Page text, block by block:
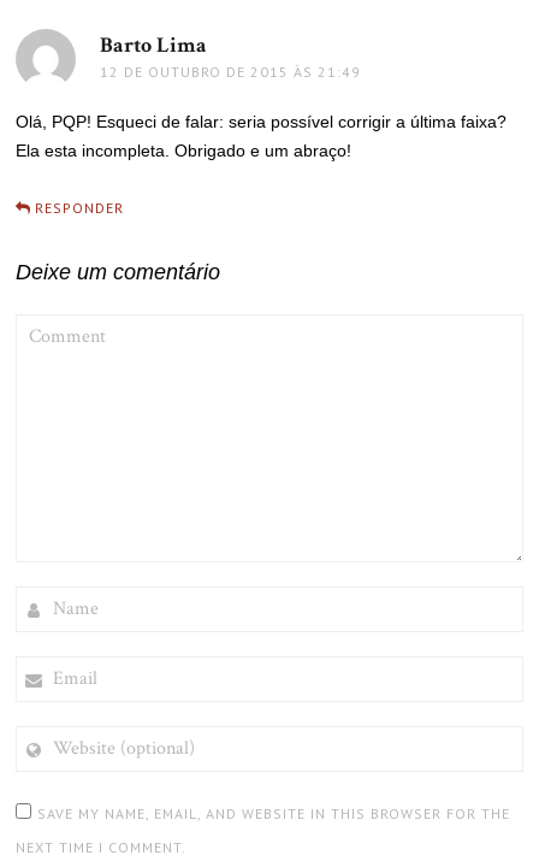
Barto Lima
12 DE OUTUBRO DE 2015 ÀS 21:49
Olá, PQP! Esqueci de falar: seria possível corrigir a última faixa?
Ela esta incompleta. Obrigado e um abraço!
RESPONDER
Deixe um comentário
(OPTIONAL)
SAVE MY NAME, EMAIL, AND WEBSITE IN THIS BROWSER FOR THE
NEXT TIME I COMMENT.